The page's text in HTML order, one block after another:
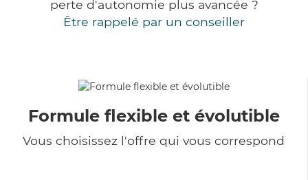
perte d'autonomie plus avancée ?
Être rappelé par un conseiller
Formule flexible et évolutible
Vous choisissez l'offre qui vous correspond